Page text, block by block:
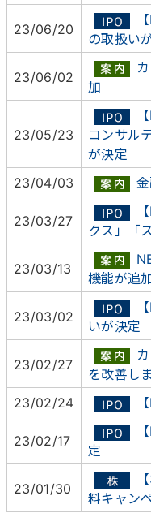
23/06/20
の取扱い
23/06/02
加
23/05/23
コンサル
が決定
23/04/03
23/03/27
クス」「
23/03/13
機能が追
23/03/02
いが決定
23/02/27
を改善し
23/02/24
23/02/17
定
23/01/30
料キャン